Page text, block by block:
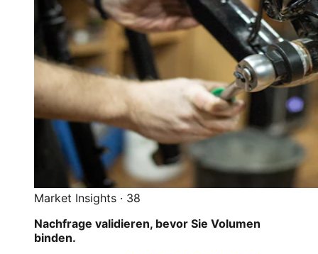
Market Insights · 38
Nachfrage validieren, bevor Sie Volumen
binden.